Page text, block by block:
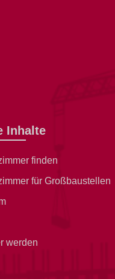
Inhalte
finden
für Großbaustellen
werden